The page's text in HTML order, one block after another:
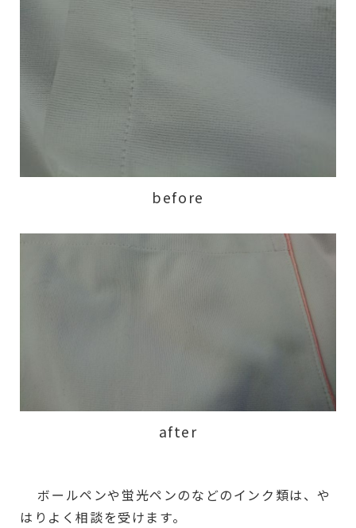
before
after
ボールペンや蛍光ペンのなどのインク類は、や
はりよく相談を受けます。